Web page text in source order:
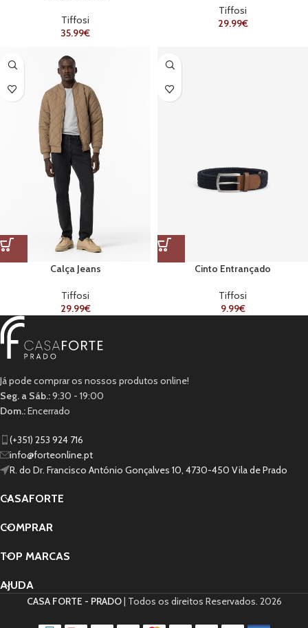
Tiffosi
35.99€
Tiffosi
29.99€
Calça Jeans
Tiffosi
29.99€
Cinto Entrançado
Tiffosi
9.99€
Já pode comprar os nossos produtos online!
Seg. a Sáb.:9:30 - 19:00
Dom.:Encerrado
(+351) 253 924 716
info@forteonline.pt
R. do Dr. Francisco António Gonçalves 10, 4730-450 Vila de Prado
CASAFORTE
COMPRAR
TOP MARCAS
AJUDA
CASA FORTE - PRADO| Todos os direitos Reservados. 2026